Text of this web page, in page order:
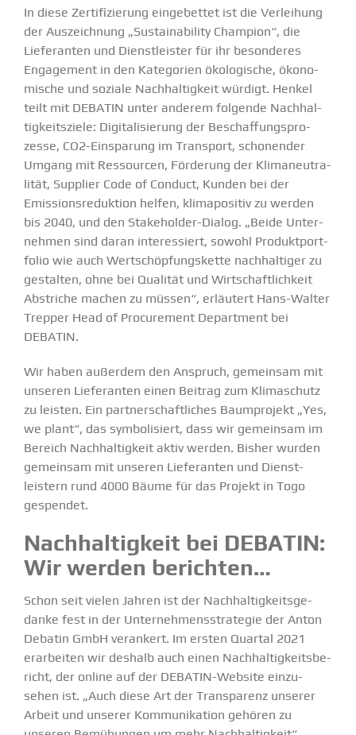
In diese Zerti­fi­zierung einge­bettet ist die Verleihung
der Auszeichnung „Sustaina­bility Champion“, die
Liefe­ranten und Dienst­leister für ihr beson­deres
Engagement in den Kategorien ökolo­gische, ökono­
mische und soziale Nachhal­tigkeit würdigt. Henkel
teilt mit DEBATIN unter anderem folgende Nachhal­
tig­keits­ziele: Digita­li­sierung der Beschaf­fungs­pro­
zesse, CO2-Einsparung im Transport, schonender
Umgang mit Ressourcen, Förderung der Klima­neu­tra­
lität, Supplier Code of Conduct, Kunden bei der
Emissi­ons­re­duktion helfen, klima­po­sitiv zu werden
bis 2040, und den Stake­holder-Dialog. „Beide Unter­
nehmen sind daran inter­es­siert, sowohl Produkt­port­
folio wie auch Wertschöp­fungs­kette nachhal­tiger zu
gestalten, ohne bei Qualität und Wirtschaft­lichkeit
Abstriche machen zu müssen“, erläutert Hans-Walter
Trepper Head of Procu­rement Department bei
DEBATIN.
Wir haben außerdem den Anspruch, gemeinsam mit
unseren Liefe­ranten einen Beitrag zum Klima­schutz
zu leisten. Ein partner­schaft­liches Baumprojekt „Yes,
we plant“, das symbo­li­siert, dass wir gemeinsam im
Bereich Nachhal­tigkeit aktiv werden. Bisher wurden
gemeinsam mit unseren Liefe­ranten und Dienst­
leistern rund 4000 Bäume für das Projekt in Togo
gespendet.
Nachhal­tigkeit bei DEBATIN:
Wir werden berichten…
Schon seit vielen Jahren ist der Nachhal­tig­keits­ge­
danke fest in der Unter­neh­mens­stra­tegie der Anton
Debatin GmbH verankert. Im ersten Quartal 2021
erarbeiten wir deshalb auch einen Nachhal­tig­keits­be­
richt, der online auf der DEBATIN-Website einzu­
sehen ist. „Auch diese Art der Trans­parenz unserer
Arbeit und unserer Kommu­ni­kation gehören zu